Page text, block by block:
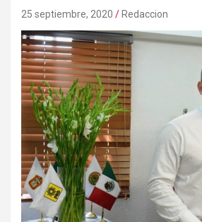
25 septiembre, 2020 Redaccion